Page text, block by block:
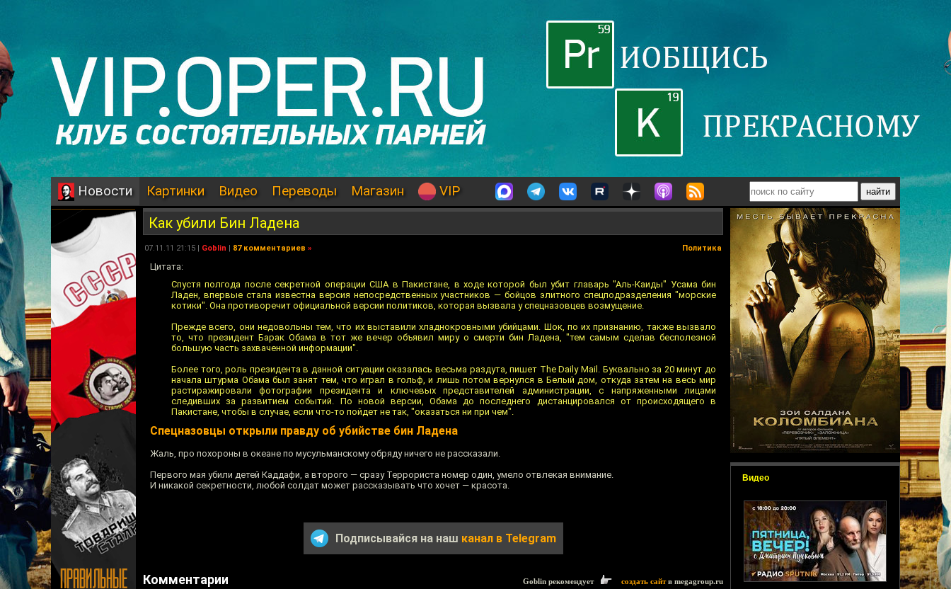
Новости Картинки Видео Переводы Магазин VIP
Видео
Как убили Бин Ладена
07.11.11 21:15 | Goblin | 87 комментариев » Политика
Цитата:
Спустя полгода после секретной операции США в Пакистане, в ходе которой был убит главарь "Аль-Каиды" Усама бин
Ладен, впервые стала известна версия непосредственных участников — бойцов элитного спецподразделения "морские
котики". Она противоречит официальной версии политиков, которая вызвала у спецназовцев возмущение.
Прежде всего, они недовольны тем, что их выставили хладнокровными убийцами. Шок, по их признанию, также вызвало
то, что президент Барак Обама в тот же вечер объявил миру о смерти бин Ладена, "тем самым сделав бесполезной
большую часть захваченной информации".
Более того, роль президента в данной ситуации оказалась весьма раздута, пишет The Daily Mail. Буквально за 20 минут до
начала штурма Обама был занят тем, что играл в гольф, и лишь потом вернулся в Белый дом, откуда затем на весь мир
растиражировали фотографии президента и ключевых представителей администрации, с напряженными лицами
следивших за развитием событий. По новой версии, Обама до последнего дистанцировался от происходящего в
Пакистане, чтобы в случае, если что-то пойдет не так, "оказаться ни при чем".
Спецназовцы открыли правду об убийстве бин Ладена
Жаль, про похороны в океане по мусульманскому обряду ничего не рассказали.
Первого мая убили детей Каддафи, а второго — сразу Террориста номер один, умело отвлекая внимание.
И никакой секретности, любой солдат может рассказывать что хочет — красота.
Подписывайся на наш канал в Telegram
Комментарии Goblin рекомендует создать сайтв megagroup.ru